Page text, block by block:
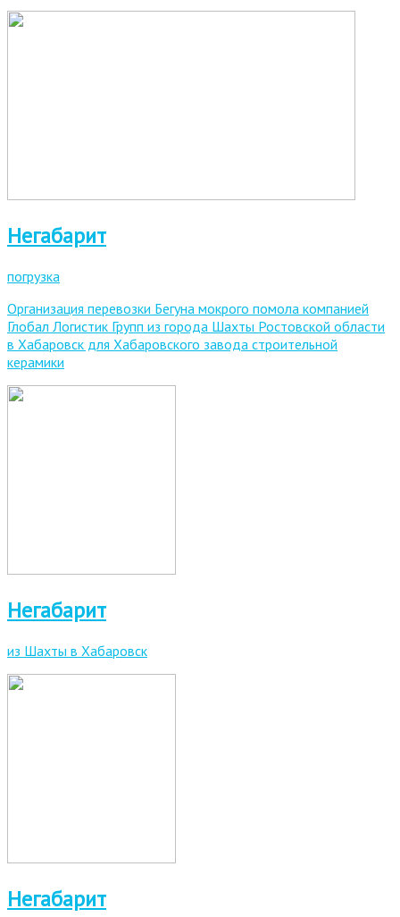
Негабарит
погрузка
Организация перевозки Бегуна мокрого помола компанией
Глобал Логистик Групп из города Шахты Ростовской области
в Хабаровск для Хабаровского завода строительной
керамики
Негабарит
из Шахты в Хабаровск
Негабарит